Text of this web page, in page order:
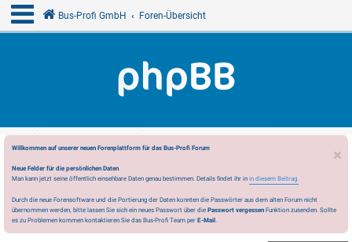
Bus-Profi GmbH Foren-Übersicht
Willkommen auf unserer neuen Forenplattform für das Bus-Profi Forum
Neue Felder für die persönlichen Daten
Man kann jetzt seine öffentlich einsehbare Daten genau bestimmen. Details findet ihr in in diesem Beitrag.
Durch die neue Forensoftware und die Portierung der Daten konnten die Passwörter aus dem alten Forum nicht
übernommen werden, bitte lassen Sie sich ein neues Passwort über die Passwort vergessen Funktion zusenden. Sollte
es zu Problemen kommen kontaktieren Sie das Bus-Profi Team per E-Mail.